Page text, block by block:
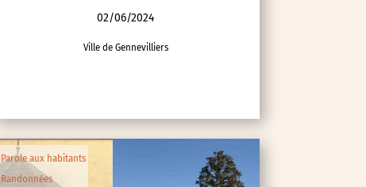
02/06/2024
Ville de Gennevilliers
Parole aux habitants
Randonnées